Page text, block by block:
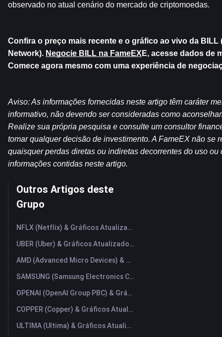
observado no atual cenário do mercado de criptomoedas.
Confira o preço mais recente e o gráfico ao vivo da BILL
Network). Negocie BILL na FameEX E, acesse dados de
Comece agora mesmo com uma experiência de
Aviso: As informações fornecidas neste artigo têm caráter
informativo, não devendo ser consideradas como
Realize sua própria pesquisa e consulte um consultor
tomar qualquer decisão de investimento. A FameEX não se
quaisquer perdas diretas ou indiretas decorrentes do uso ou
informações contidas neste artigo.
Outros Artigos deste
Grupo
NFLX (Netflix) & Gráficos Atualizados em Tempo Real
UBER (Uber) & Gráficos Atualizados em Tempo Real
AMD (Advanced Micro Devices) & Gráficos Atualizados em Tempo Real
SAMSUNG (Samsung Electronics Co., Ltd) & Gráficos Atualizados em Tempo Real
OPENAI (OpenAI Group PBC) & Gráficos Atualizados em Tempo Real
COPPER (Copper) & Gráficos Atualizados em Tempo Real
ULTIMA (Ultima) & Gráficos Atualizados em Tempo Real